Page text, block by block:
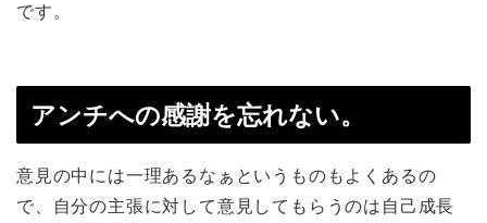
です。
アンチへの感謝を忘れない。
意見の中には一理あるなぁというものもよくあるの
で、自分の主張に対して意見してもらうのは自己成長